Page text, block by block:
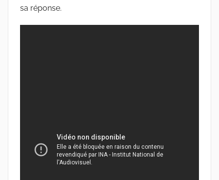
sa réponse.